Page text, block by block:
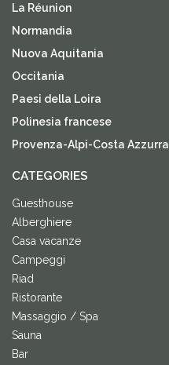
La Réunion
Normandia
Nuova Aquitania
Occitania
Paesi della Loira
Polinesia francese
Provenza-Alpi-Costa Azzurra
CATEGORIES
Guesthouse
Alberghiere
Casa vacanze
Campeggi
Riad
Ristorante
Massaggio / Spa
Sauna
Bar